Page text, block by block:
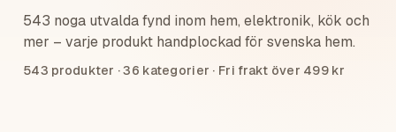
543 noga utvalda fynd inom hem, elektronik, kök och
mer – varje produkt handplockad för svenska hem.
543 produkter ·36 kategorier · Fri frakt över 499 kr